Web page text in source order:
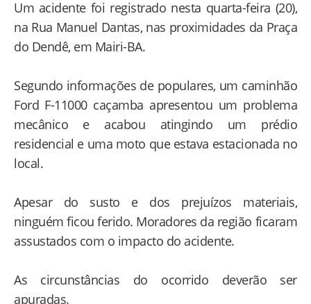
Um acidente foi registrado nesta quarta-feira (20),
na Rua Manuel Dantas, nas proximidades da Praça
do Dendê, em Mairi-BA.
Segundo informações de populares, um caminhão
Ford F-11000 caçamba apresentou um problema
mecânico e acabou atingindo um prédio
residencial e uma moto que estava estacionada no
local.
Apesar do susto e dos prejuízos materiais,
ninguém ficou ferido. Moradores da região ficaram
assustados com o impacto do acidente.
As circunstâncias do ocorrido deverão ser
apuradas.